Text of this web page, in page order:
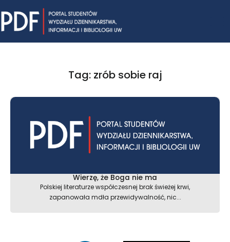
to
content
Tag: zrób sobie raj
Wierzę, że Boga nie ma
Polskiej literaturze współczesnej brak świeżej krwi,
zapanowała mdła przewidywalność, nic...